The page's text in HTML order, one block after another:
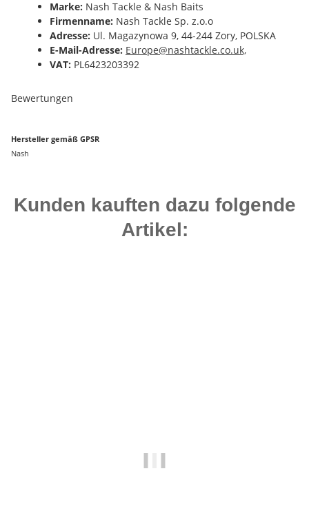
Marke: Nash Tackle & Nash Baits
Firmenname: Nash Tackle Sp. z.o.o
Adresse: Ul. Magazynowa 9, 44-244 Zory, POLSKA
E-Mail-Adresse: Europe@nashtackle.co.uk,
VAT: PL6423203392
Bewertungen
Hersteller gemäß GPSR
Nash
Kunden kauften dazu folgende
Artikel: